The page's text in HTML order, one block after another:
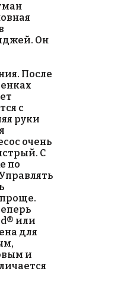
Он
После
с
руки
очень
С
по
или
для
и